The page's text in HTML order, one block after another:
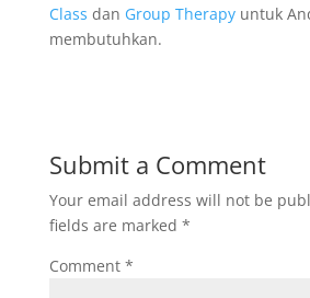
Class dan Group Therapyuntuk
membutuhkan.
Submit a Comment
Your email address will not be
fields are marked *
Comment *